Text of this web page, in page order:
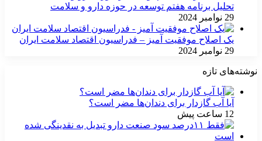
تحلیل برنامه هفتم توسعه در حوزه دارو و سلامت
29 نوامبر 2024
یک اصلاح موفقیت آمیز – فدراسیون اقتصاد سلامت ایران
29 نوامبر 2024
نوشته‌های تازه
آیا آب گازدار برای دندان‌ها مضر است؟
12 ساعت پیش